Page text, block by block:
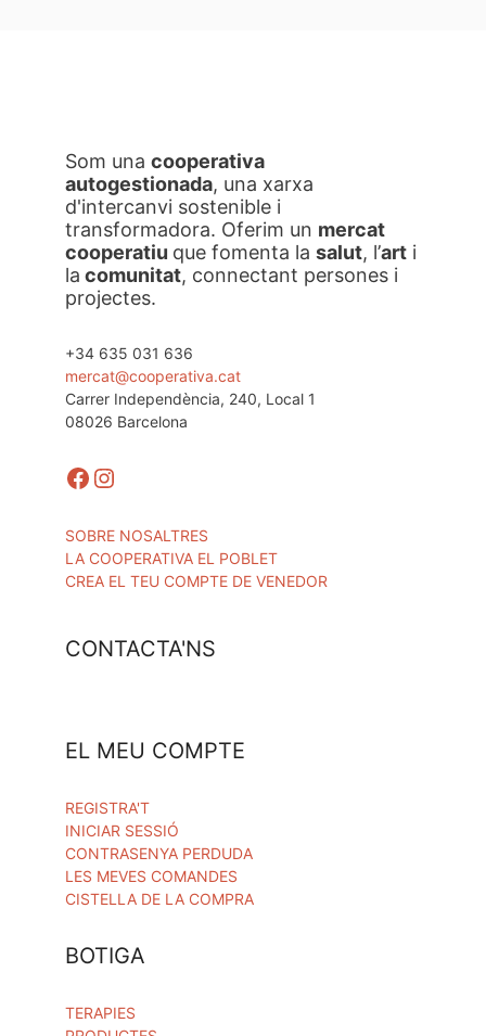
Som una cooperativa
autogestionada, una xarxa
d'intercanvi sostenible i
transformadora. Oferim un mercat
cooperatiu que fomenta la salut, l’art i
la comunitat, connectant persones i
projectes.
+34 635 031 636
mercat@cooperativa.cat
Carrer Independència, 240, Local 1
08026 Barcelona
Facebook
Instagram
SOBRE NOSALTRES
LA COOPERATIVA EL POBLET
CREA EL TEU COMPTE DE VENEDOR
CONTACTA'NS
EL MEU COMPTE
REGISTRA'T
INICIAR SESSIÓ
CONTRASENYA PERDUDA
LES MEVES COMANDES
CISTELLA DE LA COMPRA
BOTIGA
TERAPIES